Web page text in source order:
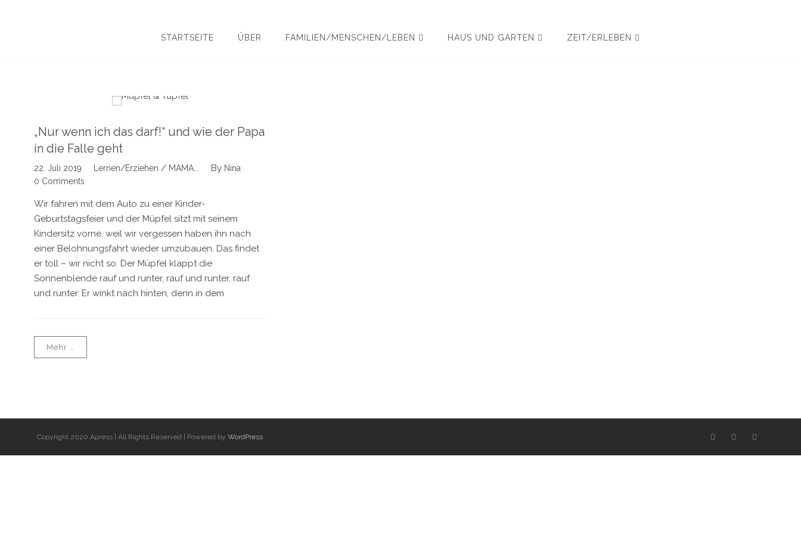
STARTSEITE ÜBER FAMILIEN/MENSCHEN/LEBEN HAUS UND GARTEN ZEIT/ERLEBEN
„Nur wenn ich das darf!“ und wie der Papa
in die Falle geht
22. Juli 2019 Lernen/Erziehen / MAMA... By Nina
0 Comments
Wir fahren mit dem Auto zu einer Kinder-
Geburtstagsfeier und der Müpfel sitzt mit seinem
Kindersitz vorne, weil wir vergessen haben ihn nach
einer Belohnungsfahrt wieder umzubauen. Das findet
er toll – wir nicht so. Der Müpfel klappt die
Sonnenblende rauf und runter, rauf und runter, rauf
und runter. Er winkt nach hinten, denn in dem
Mehr …
Copyright 2020 Apress | All Rights Reserved | Powered by WordPress